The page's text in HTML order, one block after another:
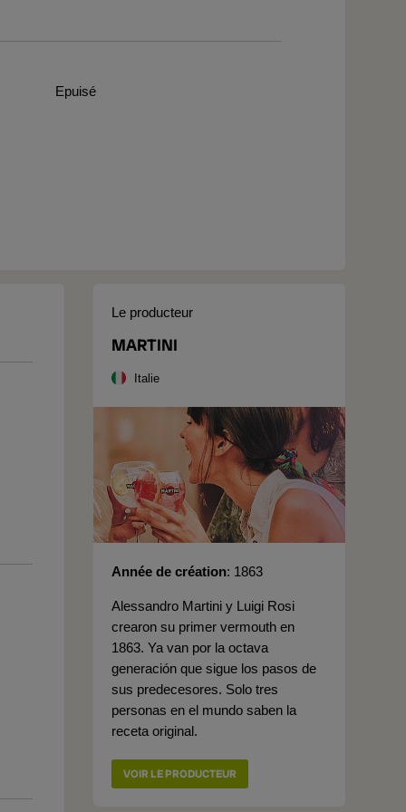
Epuisé
Le producteur
MARTINI
Italie
Année de création 1863
Alessandro Martini y Luigi Rosi
crearon su primer vermouth en
1863. Ya van por la octava
generación que sigue los pasos de
sus predecesores. Solo tres
personas en el mundo saben la
receta original.
VOIR LE PRODUCTEUR